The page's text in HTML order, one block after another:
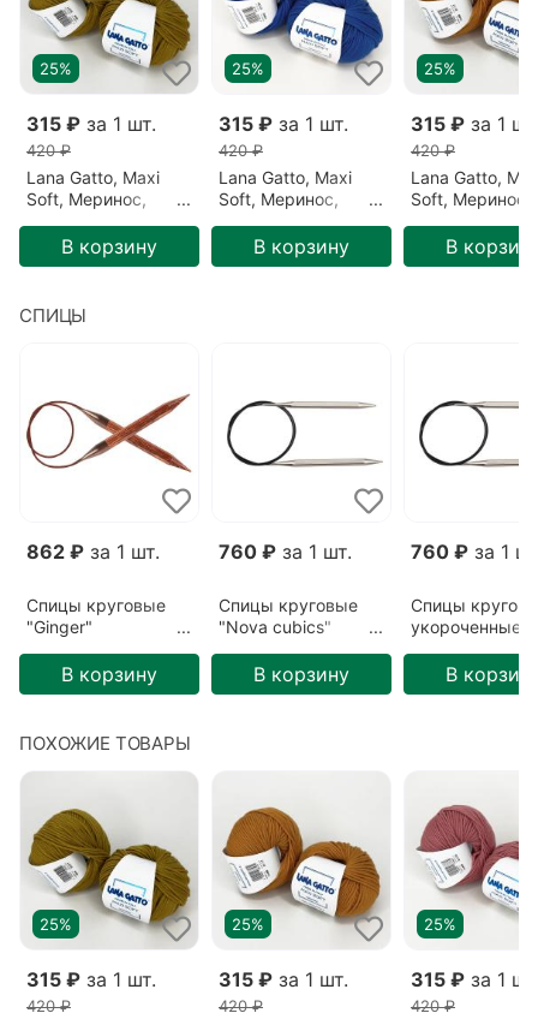
Детальный состав
Меринос 100%
25%
315 ₽ за 1 шт.
420 ₽
Lana Gatto, Maxi
Soft, Меринос,
(8564)В корзину
25%
315 ₽ за 1 шт.
420 ₽
Lana Gatto, Maxi
Soft, Меринос,
(13993)В корзину
25%
315 ₽ за 1
420 ₽
Lana Gatto,
Soft, Меринос,
Тыквенный
В
СПИЦЫ
862 ₽ за 1 шт.
Спицы круговые
"Ginger"
В корзину
760 ₽ за 1 шт.
Спицы круговые
"Nova cubics"
В корзину
760 ₽ за 1
Спицы
укороченные
3,75мм/40см
В
ПОХОЖИЕ ТОВАРЫ
25%
315 ₽ за 1 шт.
420 ₽
25%
315 ₽ за 1 шт.
420 ₽
25%
315 ₽ за 1
420 ₽